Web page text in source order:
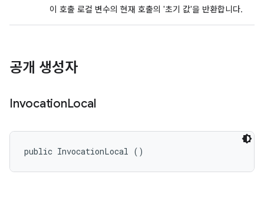
이 호출 로컬 변수의 현재 호출의 '초기 값'을 반환합니다.
공개 생성자
InvocationLocal
public InvocationLocal ()